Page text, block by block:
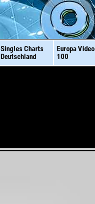
Singles Charts
Deutschland
Europa Video
100